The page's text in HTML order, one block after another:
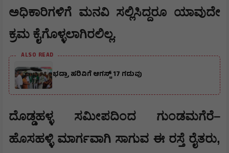
ಅಧಿಕಾರಿಗಳಿಗೆ ಮನವಿ ಸಲ್ಲಿಸಿದ್ದರೂ ಯಾವುದೇ
ಕ್ರಮ ಕೈಗೊಳ್ಳಲಾಗಿರಲಿಲ್ಲ.
ALSO READ
ಭದ್ರಾ ಹರಿವಿಗೆ ಆಗಸ್ಟ್ 17 ಗಡುವು
ದೊಡ್ಡಹಳ್ಳ ಸಮೀಪದಿಂದ ಗುಂಡಮಗೆರೆ–
ಹೊಸಹಳ್ಳಿ ಮಾರ್ಗವಾಗಿ ಸಾಗುವ ಈ ರಸ್ತೆ ರೈತರು,